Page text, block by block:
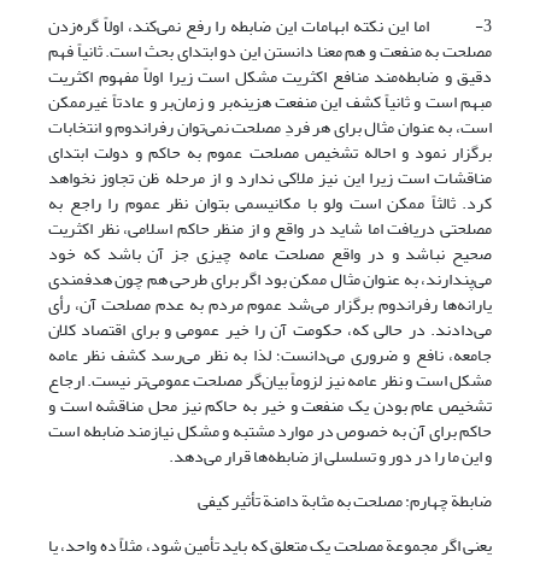
3- اما این نکته ابهامات این ضابطه را رفع نمی‌کند، اولاً گره‌زدن
مصلحت به منفعت و هم معنا دانستن این دو ابتدای بحث است. ثانیاً فهم
دقیق و ضابطه‌مند منافع اکثریت مشکل است زیرا اولاً مفهوم اکثریت
مبهم است و ثانیاً کشف این منفعت هزینه‌بر و زمان‌بر و عادتاً غیرممکن
است، به عنوان مثال برای هر فردِ مصلحت نمی‌توان رفراندوم و انتخابات
برگزار نمود و احاله تشخیص مصلحت عموم به حاکم و دولت ابتدای
مناقشات است زیرا این نیز ملاکی ندارد و از مرحله ظن تجاوز نخواهد
کرد. ثالثاً ممکن است ولو با مکانیسمی بتوان نظر عموم را راجع به
مصلحتی دریافت اما شاید در واقع و از منظر حاکم اسلامی، نظر اکثریت
صحیح نباشد و در واقع مصلحت عامه چیزی جز آن باشد که خود
می‌پندارند، به عنوان مثال ممکن بود اگر برای طرحی هم چون هدفمندی
یارانه‌ها رفراندوم برگزار می‌شد عموم مردم به عدم مصلحت آن، رأی
می‌دادند. در حالی که، حکومت آن را خیر عمومی و برای اقتصاد کلان
جامعه، نافع و ضروری می‌دانست؛ لذا به نظر می‌رسد کشف نظر عامه
مشکل است و نظر عامه نیز لزوماً بیان‌گر مصلحت عمومی‌تر نیست. ارجاع
تشخیص عام بودن یک منفعت و خیر به حاکم نیز محل مناقشه است و
حاکم برای آن به خصوص در موارد مشتبه و مشکل نیازمند ضابطه است
و این ما را در دور و تسلسلی از ضابطه‌ها قرار می‌دهد.
ضابطة چهارم: مصلحت به مثابة دامنة تأثیر کیفی
یعنی اگر مجموعة مصلحت یک متعلق که باید تأمین شود، مثلاً ده واحد، یا